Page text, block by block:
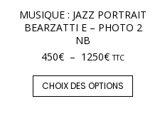
MUSIQUE : JAZZ PORTRAIT
BEARZATTI E – PHOTO 2
NB
450€ – 1250€ TTC
CHOIX DES OPTIONS